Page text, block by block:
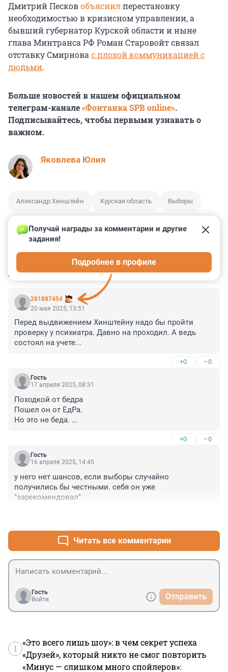
Дмитрий Песковобъяснилперестановку
необходимостью в кризисном управлении, а
бывший губернатор Курской области и ныне
глава Минтранса РФ Роман Старовойт связал
отставку Смирнова с плохой коммуникацией с
людьми.
Больше новостей в нашем официальном
телеграм-канале«Фонтанка SPB online».
Подписывайтесь, чтобы первыми узнавать о
важном.
Яковлева Юлия
Александр Хинштейн Курская область Выборы
КОММЕНТАРИИ 63
281887454
Получай награды за комментарии и другие
задания!
Подробнее в профиле
20 мая 2025, 13:51
Перед выдвижением Хинштейну надо бы пройти
проверку у психиатра. Давно на проходил. А ведь
состоял на учете...
+0 –0
Гость
17 апреля 2025, 08:31
Походкой от бедра
Пошел он от ЕдРа.
Но это не беда.
+0 –0
Гость
16 апреля 2025, 14:45
у него нет шансов, если выборы случайно
получились бы честными. себя он уже
"зарекомендовал".
Читать все комментарии
Гость
Войти
Отправить
1
«Это всего лишь шоу»: в чем секрет успеха
«Друзей», который никто не смог повторить
«Минус — слишком много спойлеров»: